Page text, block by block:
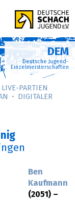
DEM
Deutsche Jugend-
Einzelmeisterschaften
LIVE-PARTIEN
DIGITALER
Ben
Kaufmann
(2051) –